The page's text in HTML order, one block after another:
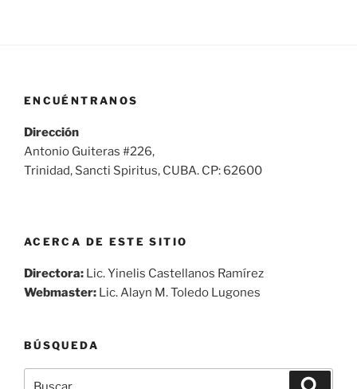
ENCUÉNTRANOS
Dirección
Antonio Guiteras #226,
Trinidad, Sancti Spiritus, CUBA. CP: 62600
ACERCA DE ESTE SITIO
Directora: Lic. Yinelis Castellanos Ramírez
Webmaster: Lic. Alayn M. Toledo Lugones
BÚSQUEDA